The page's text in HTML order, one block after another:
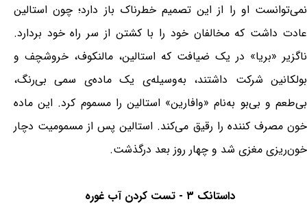
نمی‌‏توانست او را از این تصمیم خطرناک باز دارد؛ چون استالین
عادت داشت که مخالفان خود را با کشتن از سر راه خود بردارد.
ناگزیر «بریا» در یک ضیافت که استالین، مالنکوف، خروشچف و
بولکانین شرکت داشتند، به‌وسیله‌ی یک ماده‌ی سمی بی‌رنگ،
بی‌طعم و بی‌بو به‌نام «وافارین» استالین را مسموم کرد. این ماده
خون مصرف کننده را رقیق می‌کند. استالین پس از مسمومیت دچار
خون‌ریزی مغزی شد و چهار روز بعد درگذشت.
داستانک ۳ - تست کردن آب غوره